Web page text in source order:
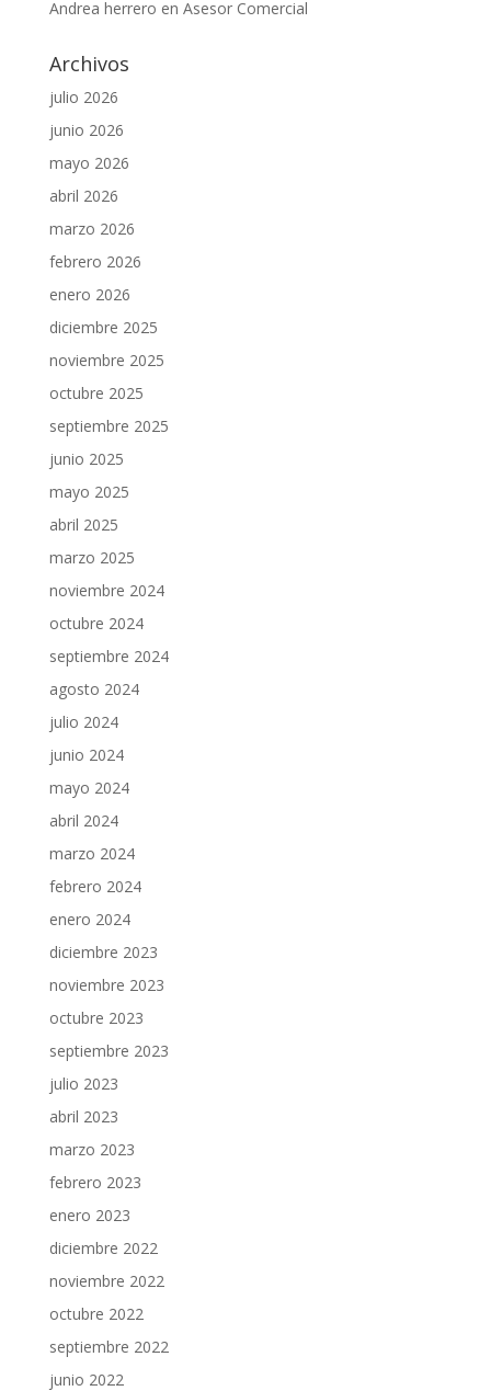
Andrea herrero en Asesor Comercial
Archivos
julio 2026
junio 2026
mayo 2026
abril 2026
marzo 2026
febrero 2026
enero 2026
diciembre 2025
noviembre 2025
octubre 2025
septiembre 2025
junio 2025
mayo 2025
abril 2025
marzo 2025
noviembre 2024
octubre 2024
septiembre 2024
agosto 2024
julio 2024
junio 2024
mayo 2024
abril 2024
marzo 2024
febrero 2024
enero 2024
diciembre 2023
noviembre 2023
octubre 2023
septiembre 2023
julio 2023
abril 2023
marzo 2023
febrero 2023
enero 2023
diciembre 2022
noviembre 2022
octubre 2022
septiembre 2022
junio 2022